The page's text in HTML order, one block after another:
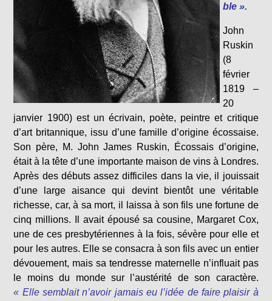
ble ».
John
Ruskin
(8
février
1819 –
20
janvier 1900) est un écrivain, poète, peintre et critique
d’art britannique, issu d’une famille d’origine écossaise.
Son père, M. John James Ruskin, Écossais d’origine,
était à la tête d’une importante maison de vins à Londres.
Après des débuts assez difficiles dans la vie, il jouissait
d’une large aisance qui devint bientôt une véritable
richesse, car, à sa mort, il laissa à son fils une fortune de
cinq millions. Il avait épousé sa cousine, Margaret Cox,
une de ces presbytériennes à la fois, sévère pour elle et
pour les autres. Elle se consacra à son fils avec un entier
dévouement, mais sa tendresse maternelle n’influait pas
le moins du monde sur l’austérité de son caractère.
« Elle semblait n’avoir jamais eu l’idée de faire plaisir à